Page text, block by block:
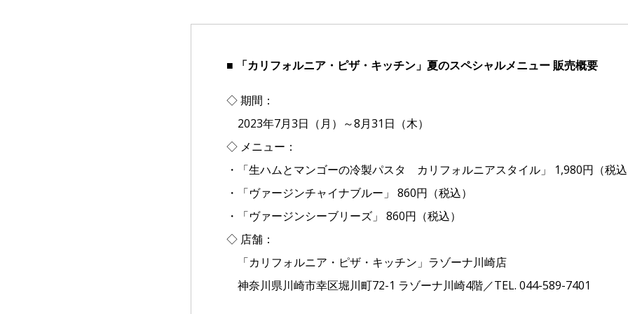
■ 「カリフォルニア・ピザ・キッチン」夏のスペシャルメニュー 販売概要
◇ 期間：
2023年7月3日（月）～8月31日（木）
◇ メニュー：
・「生ハムとマンゴーの冷製パスタ カリフォルニアスタイル」 1,980円（税
・「ヴァージンチャイナブルー」 860円（税込）
・「ヴァージンシーブリーズ」 860円（税込）
◇ 店舗：
「カリフォルニア・ピザ・キッチン」ラゾーナ川崎店
神奈川県川崎市幸区堀川町72-1 ラゾーナ川崎4階／TEL. 044-589-7401